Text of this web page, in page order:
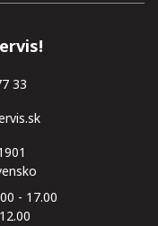
33
- 17.00